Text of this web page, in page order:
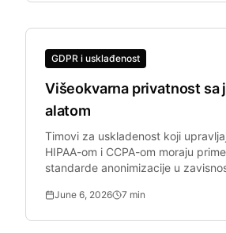
GDPR i usklađenost
Višeokvarna privatnost sa
alatom
Timovi za uskladenost koji
HIPAA-om i CCPA-om moraju
standarde anonimizacije u
June 6, 2026 7 min